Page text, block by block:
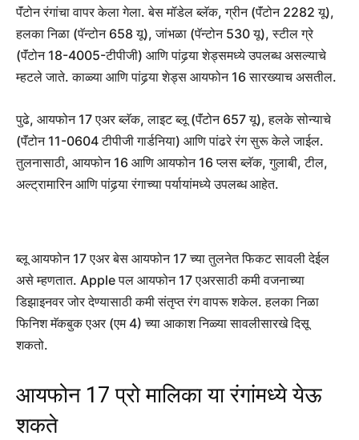
पॅंटोन रंगांचा वापर केला गेला. बेस मॉडेल ब्लॅक, ग्रीन (पॅंटोन 2282 यू),
हलका निळा (पॅन्टोन 658 यू), जांभळा (पॅन्टोन 530 यू), स्टील ग्रे
(पॅंटोन 18-4005-टीपीजी) आणि पांढर्‍या शेड्समध्ये उपलब्ध असल्याचे
म्हटले जाते. काळ्या आणि पांढर्‍या शेड्स आयफोन 16 सारख्याच असतील.
पुढे, आयफोन 17 एअर ब्लॅक, लाइट ब्लू (पॅंटोन 657 यू), हलके सोन्याचे
(पॅंटोन 11-0604 टीपीजी गार्डनिया) आणि पांढरे रंग सुरू केले जाईल.
तुलनासाठी, आयफोन 16 आणि आयफोन 16 प्लस ब्लॅक, गुलाबी, टील,
अल्ट्रामारिन आणि पांढर्‍या रंगाच्या पर्यायांमध्ये उपलब्ध आहेत.
ब्लू आयफोन 17 एअर बेस आयफोन 17 च्या तुलनेत फिकट सावली देईल
असे म्हणतात. Apple पल आयफोन 17 एअरसाठी कमी वजनाच्या
डिझाइनवर जोर देण्यासाठी कमी संतृप्त रंग वापरू शकेल. हलका निळा
फिनिश मॅकबुक एअर (एम 4) च्या आकाश निळ्या सावलीसारखे दिसू
शकतो.
आयफोन 17 प्रो मालिका या रंगांमध्ये येऊ
शकते